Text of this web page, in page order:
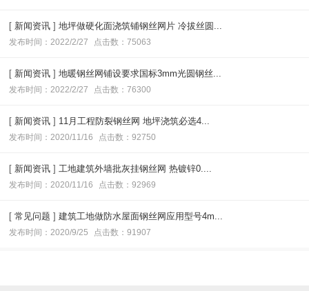
[ 新闻资讯 ] 地坪做硬化面浇筑铺钢丝网片 冷拔丝圆...
发布时间：2022/2/27 点击数：75063
[ 新闻资讯 ] 地暖钢丝网铺设要求国标3mm光圆钢丝...
发布时间：2022/2/27 点击数：76300
[ 新闻资讯 ] 11月工程防裂钢丝网 地坪浇筑必选4...
发布时间：2020/11/16 点击数：92750
[ 新闻资讯 ] 工地建筑外墙批灰挂钢丝网 热镀锌0....
发布时间：2020/11/16 点击数：92969
[ 常见问题 ] 建筑工地做防水屋面钢丝网应用型号4m...
发布时间：2020/9/25 点击数：91907